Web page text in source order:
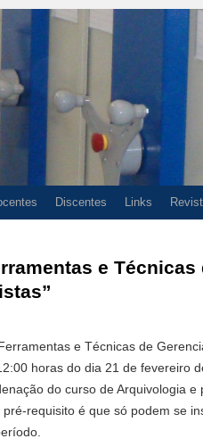
Discentes Links
e Técnicas
e Técnicas de
horas do dia 21 de fevereiro
do curso de Arquivologia e
requisito é que só podem se